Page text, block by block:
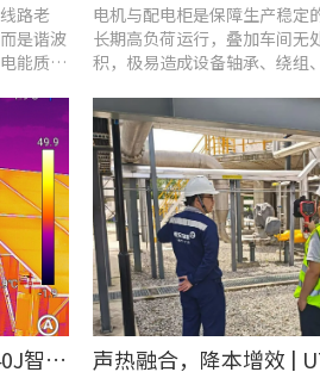
路老
是谐波
能质量
电机与配电柜是保障生产稳
长期高负荷运行，叠加车间无
积，极易造成设备轴承、绕组
​精准排查设备热隐患 | UTi640J智能型红外热成像仪赋能光伏电站高效运维